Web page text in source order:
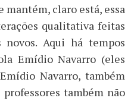
mantém, claro está, essa
qualitativa feitas
Aqui há tempos
Emídio Navarro (eles
Navarro, também
também não